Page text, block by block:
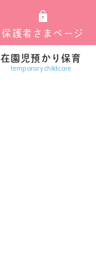
保護者さまページ
在園児預かり保育
temporary childcare